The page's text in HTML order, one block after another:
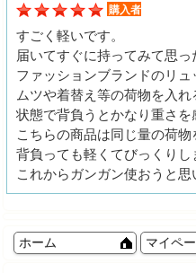
購入者
すごく軽いです。
届いてすぐに持ってみて思っ
ファッションブランドのリ
ムツや着替え等の荷物を入
状態で背負うとかなり重さを
こちらの商品は同じ量の荷
背負っても軽くてびっくりし
これからガンガン使おうと思
ホーム マイペ